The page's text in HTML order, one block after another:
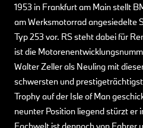
1953 in Frankfurt am Main stellt
am Werksmotorrad angesiedelte
Typ 253 vor. RS steht dabei für
ist die
Walter Zeller als Neuling mit
schwersten und
Trophy auf der Isle of Man
neunter Position liegend stürzt er